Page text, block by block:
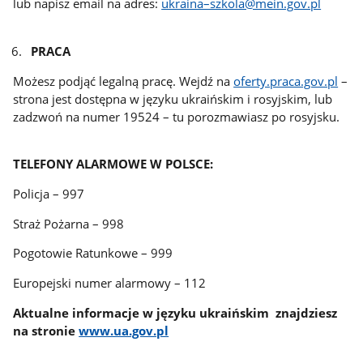
lub napisz email na adres: ukraina–szkola@mein.gov.pl
PRACA
Możesz podjąć legalną pracę. Wejdź naoferty.praca.gov.pl –
strona jest dostępna w języku ukraińskim i rosyjskim, lub
zadzwoń na numer 19524 – tu porozmawiasz po rosyjsku.
TELEFONY ALARMOWE W POLSCE:
Policja – 997
Straż Pożarna – 998
Pogotowie Ratunkowe – 999
Europejski numer alarmowy – 112
Aktualne informacje w języku ukraińskim znajdziesz
na stroniewww.ua.gov.pl